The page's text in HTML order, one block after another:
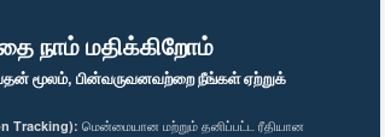
நாம் மதிக்கிறோம்
மூலம், பின்வருவனவற்றை நீங்கள் ஏற்றுக்
Tracking): மென்மையான மற்றும் தனிப்பட்ட ரீதியான